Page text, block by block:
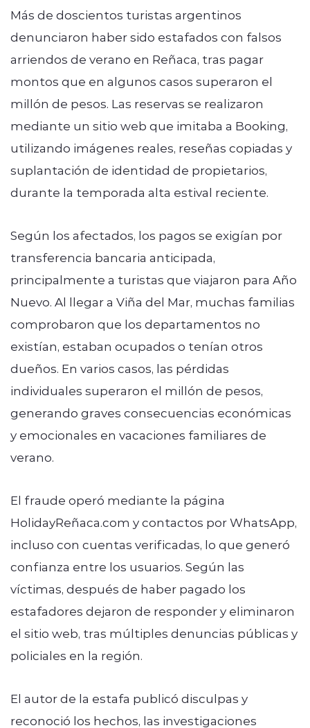
Más de doscientos turistas argentinos
denunciaron haber sido estafados con falsos
arriendos de verano en Reñaca, tras pagar
montos que en algunos casos superaron el
millón de pesos. Las reservas se realizaron
mediante un sitio web que imitaba a Booking,
utilizando imágenes reales, reseñas copiadas y
suplantación de identidad de propietarios,
durante la temporada alta estival reciente.
Según los afectados, los pagos se exigían por
transferencia bancaria anticipada,
principalmente a turistas que viajaron para Año
Nuevo. Al llegar a Viña del Mar, muchas familias
comprobaron que los departamentos no
existían, estaban ocupados o tenían otros
dueños. En varios casos, las pérdidas
individuales superaron el millón de pesos,
generando graves consecuencias económicas
y emocionales en vacaciones familiares de
verano.
El fraude operó mediante la página
HolidayReñaca.com y contactos por WhatsApp,
incluso con cuentas verificadas, lo que generó
confianza entre los usuarios. Según las
víctimas, después de haber pagado los
estafadores dejaron de responder y eliminaron
el sitio web, tras múltiples denuncias públicas y
policiales en la región.
El autor de la estafa publicó disculpas y
reconoció los hechos, las investigaciones